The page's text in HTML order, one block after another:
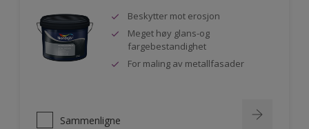
Beskytter mot erosjon
Meget høy glans-og
fargebestandighet
For maling av metallfasader
Sammenligne